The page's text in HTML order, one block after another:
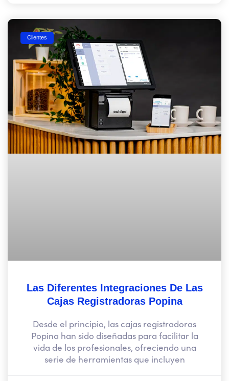
Clientes
Las Diferentes Integraciones De Las
Cajas Registradoras Popina
Desde el principio, las cajas registradoras
Popina han sido diseñadas para facilitar la
vida de los profesionales, ofreciendo una
serie de herramientas que incluyen